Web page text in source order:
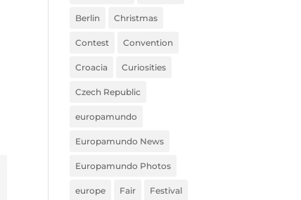
Berlin Christmas
Contest Convention
Croacia Curiosities
Czech Republic
europamundo
Europamundo News
Europamundo Photos
europe Fair Festival